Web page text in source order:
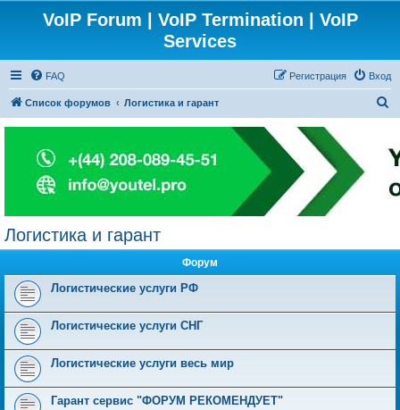
VoIP Forum | VoIP Termination | VoIP
Services
FAQ Вход
Регистрация
Список форумов Логистика и гарант
с
к
Логистика и гарант
Форум
Логистические услуги РФ
Логистические услуги СНГ
Логистические услуги весь мир
Гарант сервис "ФОРУМ РЕКОМЕНДУЕТ"